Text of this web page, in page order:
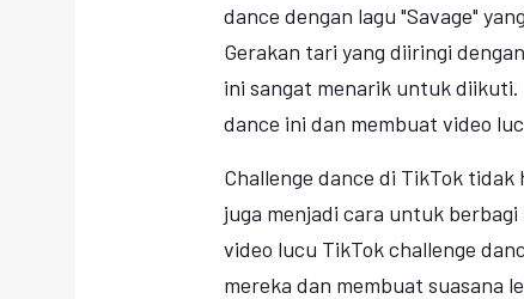
dance dengan lagu "Savage"
Gerakan tari yang diiringi
ini sangat menarik untuk diikuti.
dance ini dan membuat video
Challenge dance di TikTok
juga menjadi cara untuk
video lucu TikTok challenge
mereka dan membuat suasana